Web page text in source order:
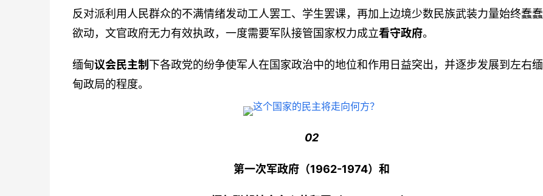
反对派利用人民群众的不满情绪发动工人罢工、学生罢课，再加上边境少数民族武装力量始终蠢蠢
欲动，文官政府无力有效执政，一度需要军队接管国家权力成立看守政府。
缅甸议会民主制下各政党的纷争使军人在国家政治中的地位和作用日益突出，并逐步发展到左右缅
甸政局的程度。
02
第一次军政府（1962-1974）和